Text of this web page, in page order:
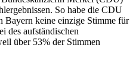
So habe die CDU
Bayern keine einzige Stimme für
des aufständischen
über 53% der Stimmen